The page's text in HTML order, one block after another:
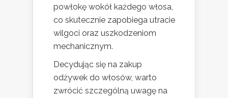
powłokę wokół każdego włosa,
co skutecznie zapobiega utracie
wilgoci oraz uszkodzeniom
mechanicznym.
Decydując się na zakup
odżywek do włosów, warto
zwrócić szczególną uwagę na